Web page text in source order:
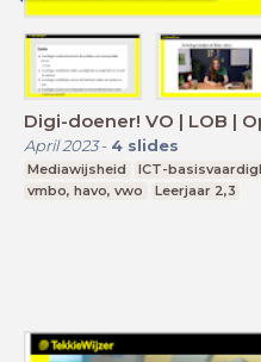
Digi-doener! VO | LOB |
April 2023- 4 slides
Mediawijsheid ICT-
vmbo, havo, vwo
Leerjaar 2,3